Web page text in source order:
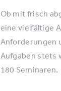
Ob mit frisch
eine vielfältige
Anforderungen
Aufgaben stets
180 Seminaren.